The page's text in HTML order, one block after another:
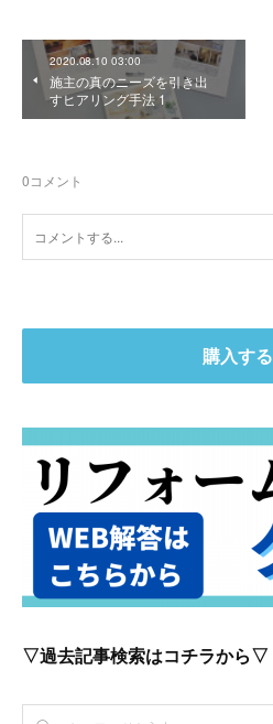
2020.08.10 03:00
施主の真のニーズを引き出
すヒアリング手法 1
0コメント
購入する
▽過去記事検索はコチラから▽